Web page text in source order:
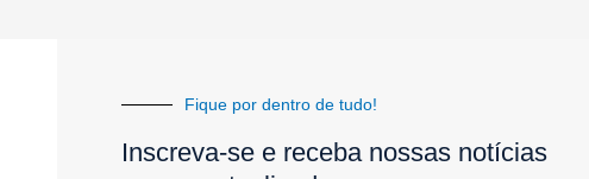
Fique por dentro de tudo!
Inscreva-se e receba nossas notícias